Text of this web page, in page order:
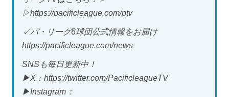
▷https://pacificleague.com/ptv
✓パ・リーグ6球団公式情報をお届け
https://pacificleague.com/news
SNSも毎日更新中！
▶X：https://twitter.com/PacificleagueTV
▶Instagram：